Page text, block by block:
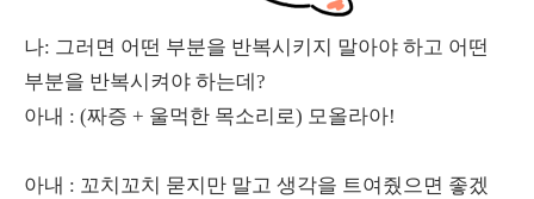
나: 그러면 어떤 부분을 반복시키지 말아야 하고 어떤
부분을 반복시켜야 하는데?
아내 : (짜증 + 울먹한 목소리로) 모올라아!
아내 : 꼬치꼬치 묻지만 말고 생각을 트여줬으면 좋겠